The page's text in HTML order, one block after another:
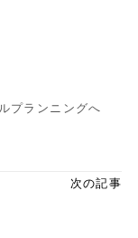
プランニングへ
次の記事